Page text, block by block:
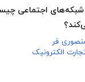
شبکه‌های اجتماعی
فر
الکترونیک